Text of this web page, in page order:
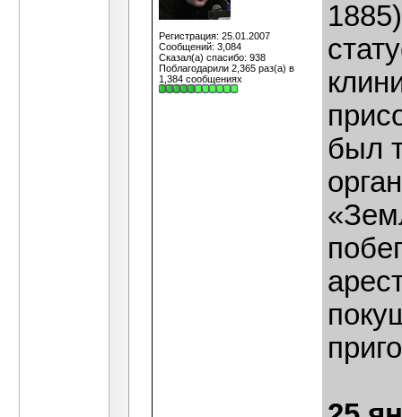
Регистрация: 25.01.2007
Сообщений: 3,084
Сказал(а) спасибо: 938
Поблагодарили 2,365 раз(а) в
1,384 сообщениях
был